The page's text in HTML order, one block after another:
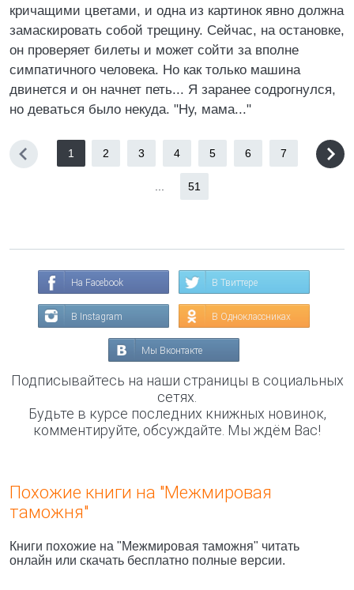
кричащими цветами, и одна из картинок явно должна
замаскировать собой трещину. Сейчас, на остановке,
он проверяет билеты и может сойти за вполне
симпатичного человека. Но как только машина
двинется и он начнет петь... Я заранее содрогнулся,
но деваться было некуда. "Ну, мама..."
1 2 3 4 5 6 7
51
На Facebook В Твиттере
В Instagram В Одноклассниках
Мы Вконтакте
Подписывайтесь на наши страницы в социальных
сетях.
Будьте в курсе последних книжных новинок,
комментируйте, обсуждайте. Мы ждём Вас!
Похожие книги на "Межмировая
таможня"
Книги похожие на "Межмировая таможня" читать
онлайн или скачать бесплатно полные версии.